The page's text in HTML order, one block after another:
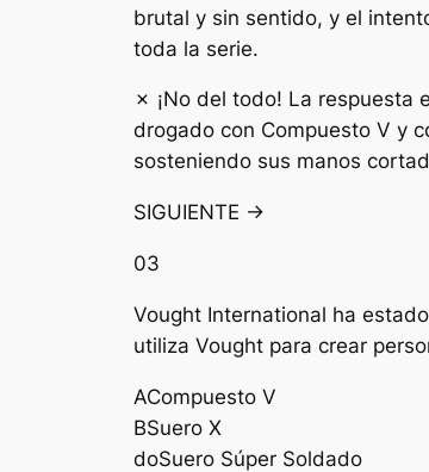
brutal y sin sentido, y el
toda la serie.
✗ ¡No del todo! La respuesta
drogado con Compuesto V y
sosteniendo sus manos
SIGUIENTE →
03
Vought International ha
utiliza Vought para crear
ACompuesto V
BSuero X
doSuero Súper Soldado